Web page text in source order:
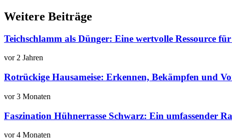
Weitere Beiträge
Teichschlamm als Dünger: Eine wertvolle Ressource
vor 2 Jahren
Rotrückige Hausameise: Erkennen, Bekämpfen und
vor 3 Monaten
Faszination Hühnerrasse Schwarz: Ein umfassender
vor 4 Monaten